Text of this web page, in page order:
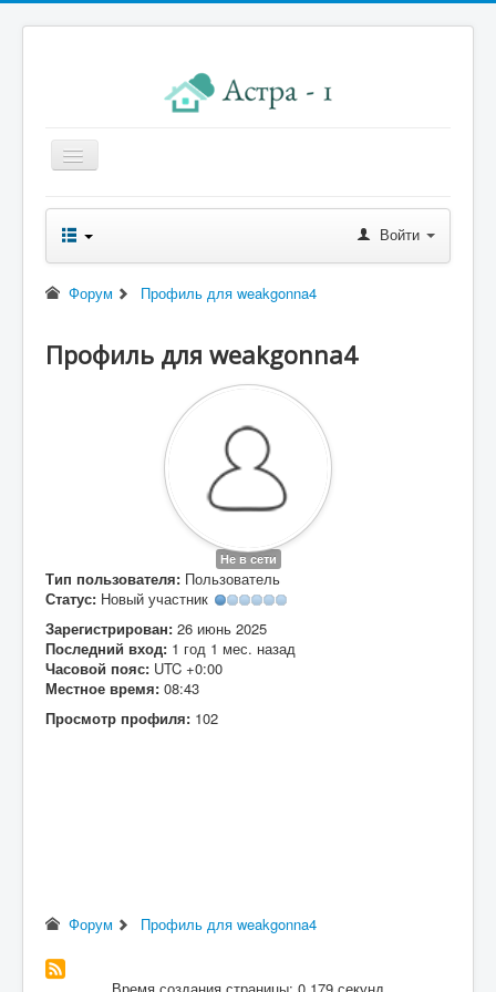
Главная
Новости правления
Начисления к оплате
Реквизиты
Войти
Форум Профиль для weakgonna4
Профиль для weakgonna4
Не в сети
Тип пользователя: Пользователь
Статус: Новый участник
Зарегистрирован: 26 июнь 2025
Последний вход: 1 год 1 мес. назад
Часовой пояс: UTC +0:00
Местное время: 08:43
Просмотр профиля: 102
Форум Профиль для weakgonna4